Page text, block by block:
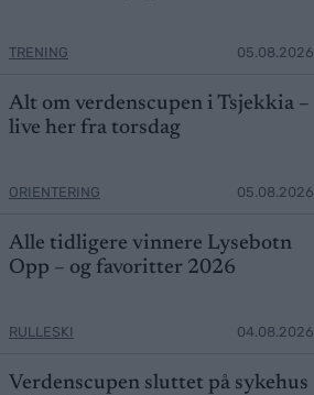
TRENING 05.08.2026
Alt om verdenscupen i Tsjekkia –
live her fra torsdag
ORIENTERING 05.08.2026
Alle tidligere vinnere Lysebotn
Opp – og favoritter 2026
RULLESKI 04.08.2026
Verdenscupen sluttet på sykehus